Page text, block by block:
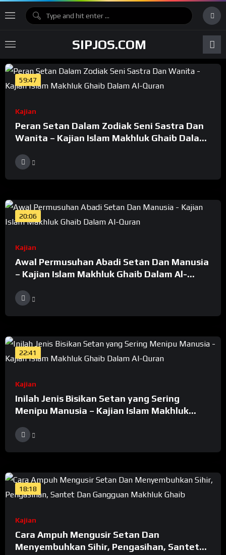
SIPJOS.COM
59:47
Kajian
Peran Setan Dalam Zodiak Seni Sastra Dan
Wanita – Kajian Islam Makhluk Ghaib Dalam
20:06
Kajian
Awal Permusuhan Abadi Setan Dan Manusia
– Kajian Islam Makhluk Ghaib Dalam Al-
22:41
Kajian
Inilah Jenis Bisikan Setan yang Sering
Menipu Manusia – Kajian Islam Makhluk
18:18
Kajian
Cara Ampuh Mengusir Setan Dan
Menyembuhkan Sihir, Pengasihan, Santet